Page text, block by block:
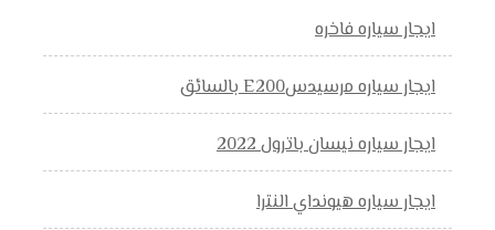
ايجار سياره فاخره
ايجار سياره مرسيدسE200 بالسائق
ايجار سياره نيسان باترول 2022
ايجار سياره هيونداي النترا